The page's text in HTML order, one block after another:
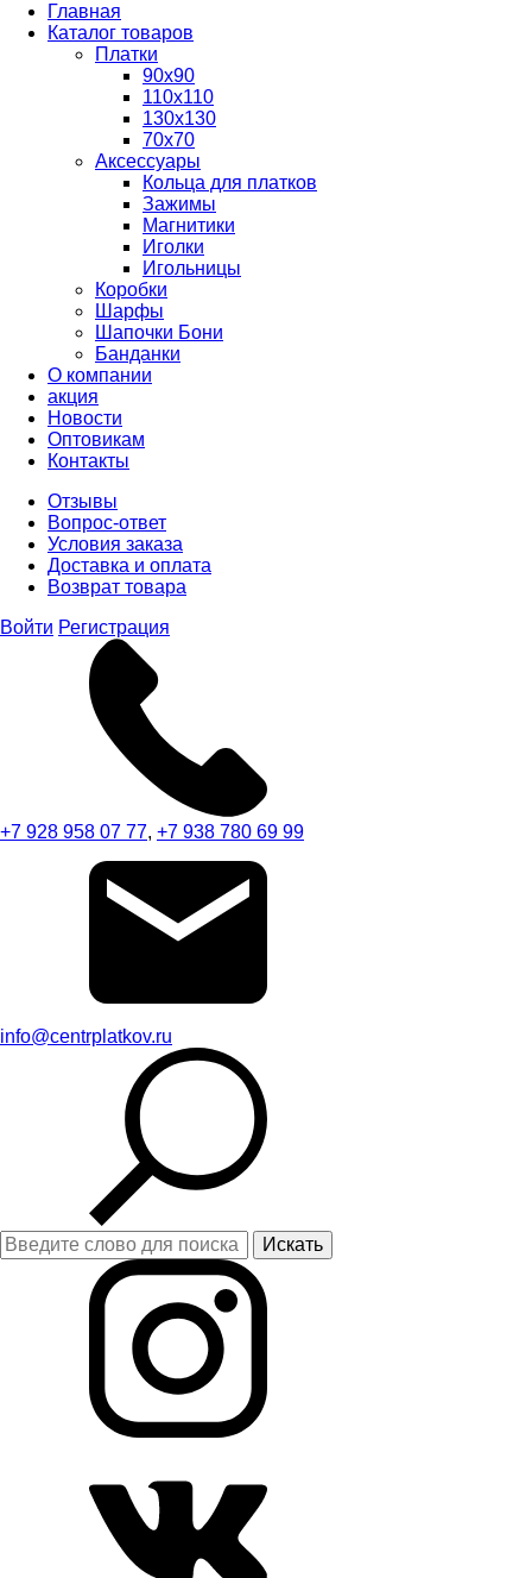
Главная
Каталог товаров
Платки
90x90
110x110
130x130
70х70
Аксессуары
Кольца для платков
Зажимы
Магнитики
Иголки
Игольницы
Коробки
Шарфы
Шапочки Бони
Банданки
О компании
акция
Новости
Оптовикам
Контакты
Отзывы
Вопрос-ответ
Условия заказа
Доставка и оплата
Возврат товара
Войти Регистрация
+7 928 958 07 77, +7 938 780 69 99
info@centrplatkov.ru